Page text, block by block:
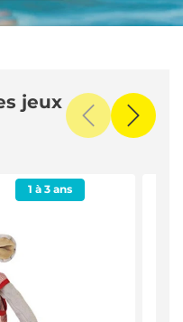
jeux
1 à 3 ans